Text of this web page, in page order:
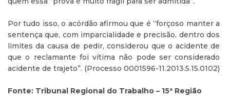
Por tudo isso, o acórdão afirmou que é “forçoso manter a
sentença que, com imparcialidade e precisão, dentro dos
limites da causa de pedir, considerou que o acidente de
que o reclamante foi vítima não pode ser considerado
acidente de trajeto”. (Processo 0001596-11.2013.5.15.0102)
Fonte: Tribunal Regional do Trabalho – 15ª Região